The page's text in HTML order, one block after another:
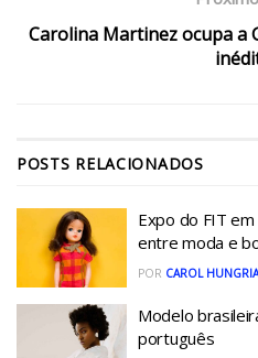
Carolina Martinez ocupa a
POSTS RELACIONADOS
Expo do FIT
entre moda e
POR CAROL HUNGRIA
Modelo
português